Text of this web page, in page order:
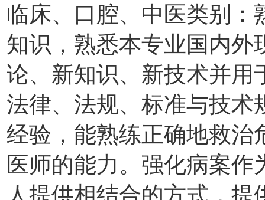
临床、口腔、中医类别
知识，熟悉本专业国内外
论、新知识、新技术并用
法律、法规、标准与技术
经验，能熟练正确地救治
医师的能力。强化病案
人提供相结合的方式，